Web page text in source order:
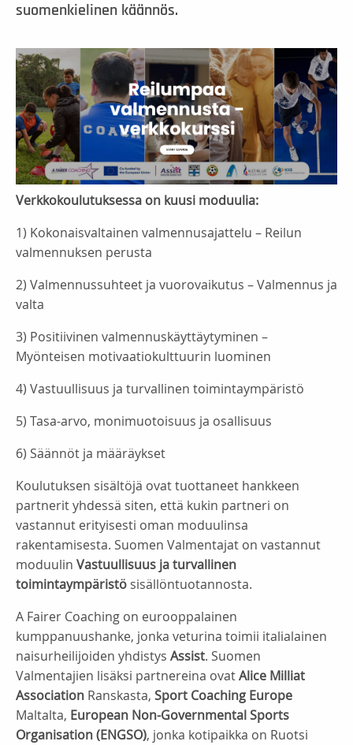
suomenkielinen käännös.
Verkkokoulutuksessa on kuusi moduulia:
1) Kokonaisvaltainen valmennusajattelu – Reilun
valmennuksen perusta
2) Valmennussuhteet ja vuorovaikutus – Valmennus ja
valta
3) Positiivinen valmennuskäyttäytyminen –
Myönteisen motivaatiokulttuurin luominen
4) Vastuullisuus ja turvallinen toimintaympäristö
5) Tasa-arvo, monimuotoisuus ja osallisuus
6) Säännöt ja määräykset
Koulutuksen sisältöjä ovat tuottaneet hankkeen
partnerit yhdessä siten, että kukin partneri on
vastannut erityisesti oman moduulinsa
rakentamisesta. Suomen Valmentajat on vastannut
moduulin Vastuullisuus ja turvallinen
toimintaympäristö sisällöntuotannosta.
A Fairer Coaching on eurooppalainen
kumppanuushanke, jonka veturina toimii italialainen
naisurheilijoiden yhdistys Assist. Suomen
Valmentajien lisäksi partnereina ovatAlice Milliat
Association Ranskasta, Sport Coaching Europe
Maltalta, European Non-Governmental Sports
Organisation (ENGSO), jonka kotipaikka on Ruotsi